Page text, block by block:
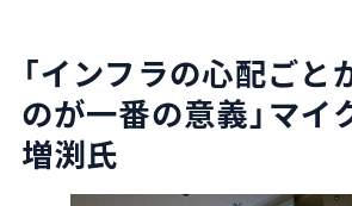
「インフラの心配ごと
のが一番の意義」マイ
増渕氏